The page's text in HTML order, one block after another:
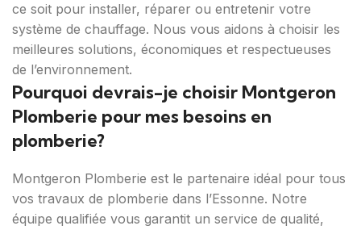
ce soit pour installer, réparer ou entretenir votre
système de chauffage. Nous vous aidons à choisir les
meilleures solutions, économiques et respectueuses
de l’environnement.
Pourquoi devrais-je choisir Montgeron
Plomberie pour mes besoins en
plomberie?
Montgeron Plomberie est le partenaire idéal pour tous
vos travaux de plomberie dans l’Essonne. Notre
équipe qualifiée vous garantit un service de qualité,